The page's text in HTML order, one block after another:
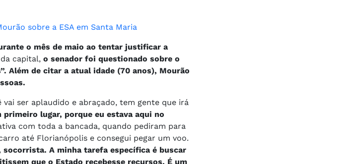
sobre a ESA em Santa Maria
o mês de maio ao tentar justificar a
capital, o senador foi questionado sobre o
Além de citar a atual idade (70 anos), Mourão
ser aplaudido e abraçado, tem gente que irá
lugar, porque eu estava aqui no
com toda a bancada, quando pediram para
até Florianópolis e consegui pegar um voo.
A minha tarefa específica é buscar
que o Estado recebesse recursos. É um